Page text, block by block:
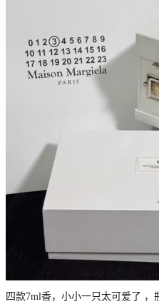
四款7ml香，小小一只太可爱了